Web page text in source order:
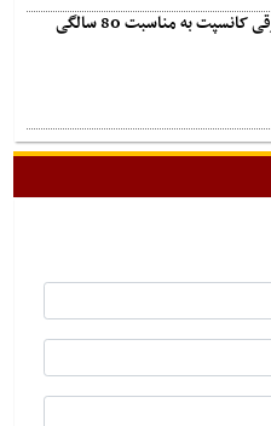
معرفی پراید برقی کانسپت به مناسبت 80 سالگی